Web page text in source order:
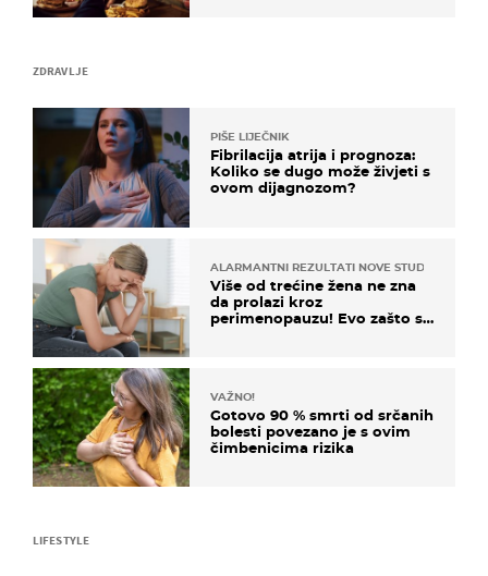
ZDRAVLJE
PIŠE LIJEČNIK
Fibrilacija atrija i prognoza:
Koliko se dugo može živjeti s
ovom dijagnozom?
ALARMANTNI REZULTATI NOVE STUDIJE
Više od trećine žena ne zna
da prolazi kroz
perimenopauzu! Evo zašto su
VAŽNO!
Gotovo 90 % smrti od srčanih
bolesti povezano je s ovim
čimbenicima rizika
LIFESTYLE